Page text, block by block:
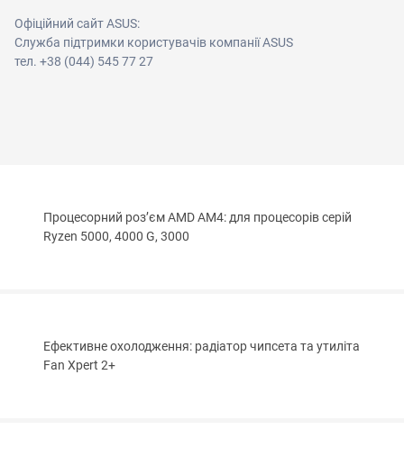
Офіційний сайт ASUS:
Служба підтримки користувачів компанії ASUS
тел. +38 (044) 545 77 27
Процесорний роз’єм AMD AM4: для процесорів серій
Ryzen 5000, 4000 G, 3000
Ефективне охолодження: радіатор чипсета та утиліта
Fan Xpert 2+